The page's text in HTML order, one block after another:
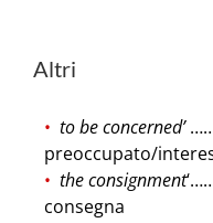
Altri
to be concerned’
preoccupato/
the consignment
consegna